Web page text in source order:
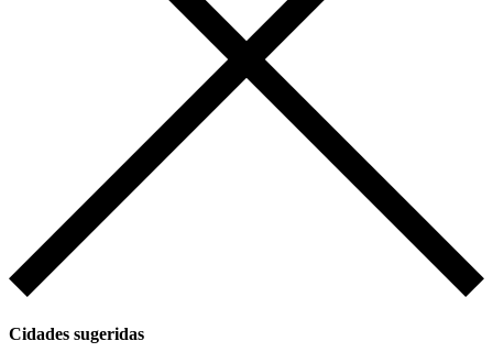
Cidades sugeridas